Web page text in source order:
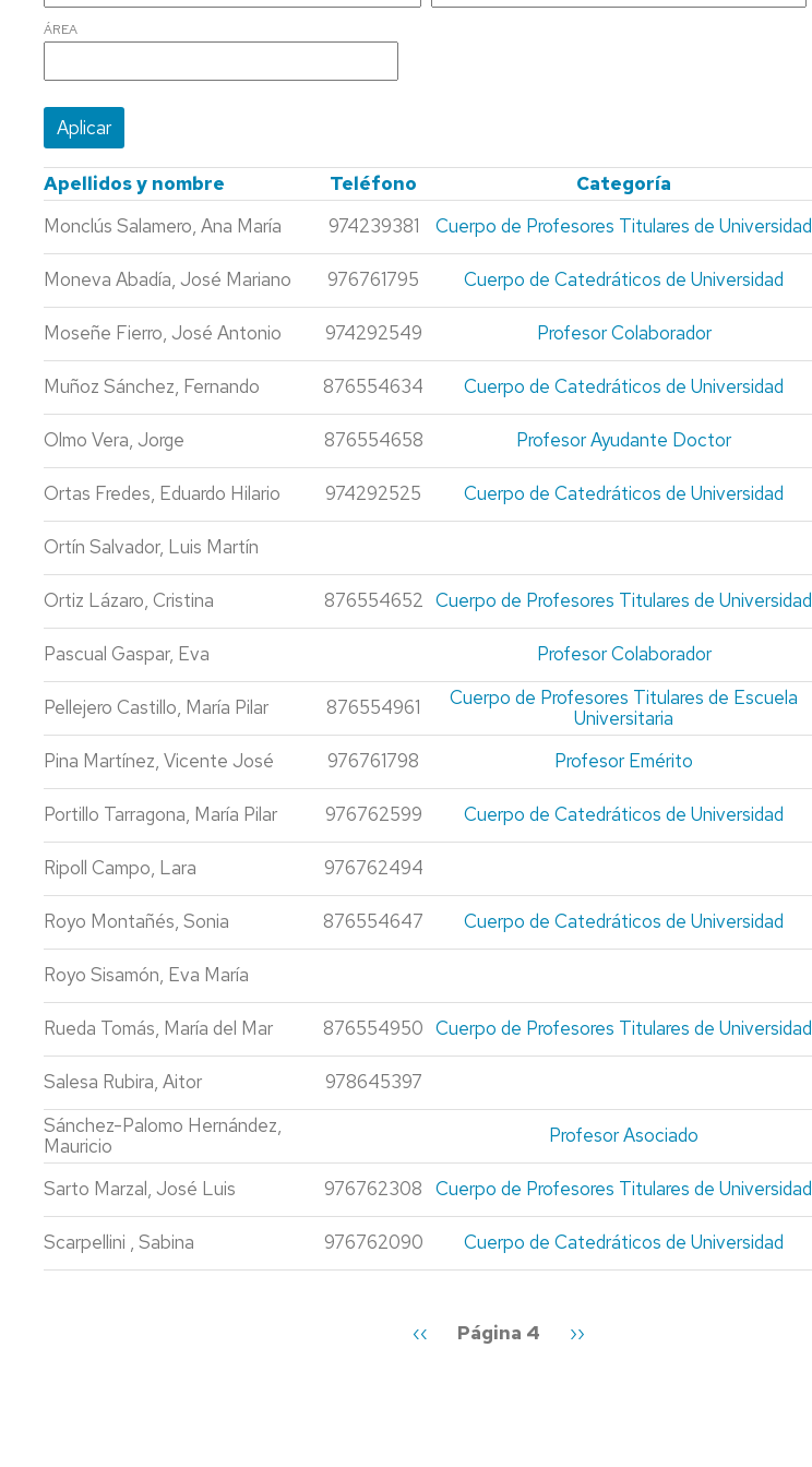
PERSONAL
ADMINISTRACIÓN -
-
MARKETING
INVESTIGACIÓN
DE
MERCADOS
PCEO
RELACIONES
LABORALES
HUMANOS
GESTIÓN
ADMINISTRACIÓN
PÚBLICA
ÁREA
Apellidos y nombre Teléfono
Categoría
Monclús Salamero, Ana María
974239381 Cuerpo de Profesores Titulares de Universidad
Moneva Abadía, José Mariano
976761795 Cuerpo de Catedráticos de Universidad
Moseñe Fierro, José Antonio
974292549 Profesor Colaborador
Muñoz Sánchez, Fernando
876554634 Cuerpo de Catedráticos de Universidad
Olmo Vera, Jorge
876554658 Profesor Ayudante Doctor
Ortas Fredes, Eduardo Hilario
974292525 Cuerpo de Catedráticos de Universidad
Ortín Salvador, Luis Martín
Ortiz Lázaro, Cristina
876554652 Cuerpo de Profesores Titulares de Universidad
Pascual Gaspar, Eva
Profesor Colaborador
Pellejero Castillo, María Pilar
876554961
Cuerpo de Profesores Titulares de Escuela
Universitaria
Pina Martínez, Vicente José
976761798 Profesor Emérito
Portillo Tarragona, María Pilar
976762599 Cuerpo de Catedráticos de Universidad
Ripoll Campo, Lara
976762494
Royo Montañés, Sonia
876554647 Cuerpo de Catedráticos de Universidad
Royo Sisamón, Eva María
Rueda Tomás, María del Mar
876554950 Cuerpo de Profesores Titulares de Universidad
Salesa Rubira, Aitor
978645397
Sánchez-Palomo Hernández,
Mauricio
Profesor Asociado
Sarto Marzal, José Luis
976762308 Cuerpo de Profesores Titulares de Universidad
Scarpellini , Sabina
976762090 Cuerpo de Catedráticos de Universidad
Página
‹‹ Página 4
Siguiente
››